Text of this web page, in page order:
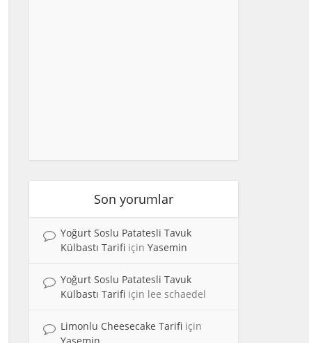
Son yorumlar
Yoğurt Soslu Patatesli Tavuk
Külbastı Tarifi için Yasemin
Yoğurt Soslu Patatesli Tavuk
Külbastı Tarifi için lee schaedel
Limonlu Cheesecake Tarifi için